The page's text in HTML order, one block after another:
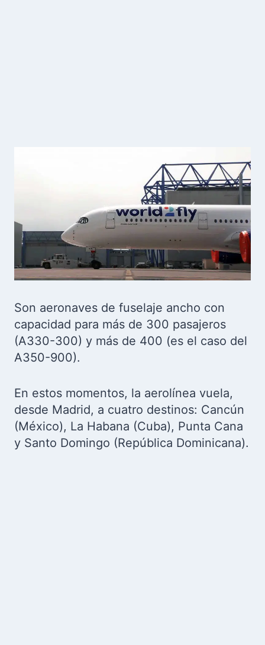
Son aeronaves de fuselaje ancho con
capacidad para más de 300 pasajeros
(A330-300) y más de 400 (es el caso del
A350-900).
En estos momentos, la aerolínea vuela,
desde Madrid, a cuatro destinos: Cancún
(México), La Habana (Cuba), Punta Cana
y Santo Domingo (República Dominicana).